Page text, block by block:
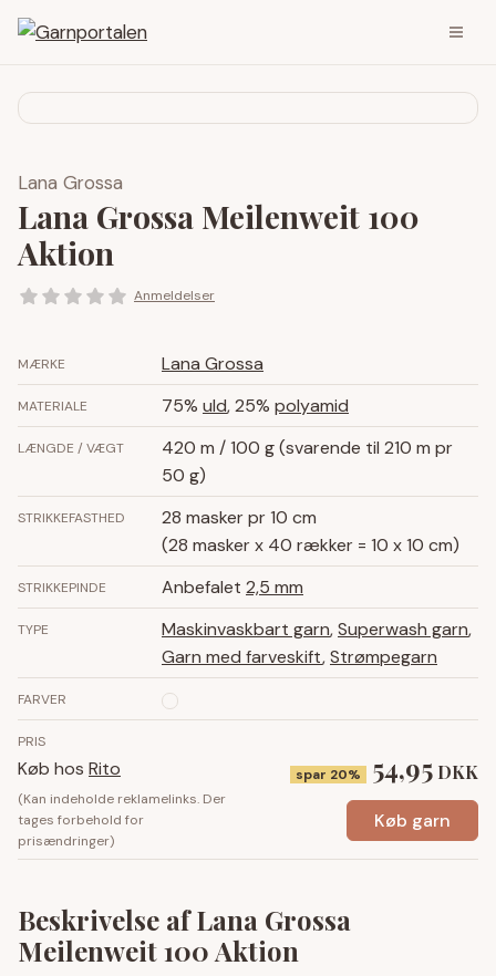
Lana Grossa
Lana Grossa Meilenweit 100
Aktion
Anmeldelser
MÆRKE Lana Grossa
MATERIALE 75% uld, 25% polyamid
LÆNGDE / VÆGT
420 m / 100 g (svarende til 210 m pr
50 g)
STRIKKEFASTHED
28 masker pr 10 cm
(28 masker x 40 rækker = 10 x 10 cm)
STRIKKEPINDE Anbefalet 2,5 mm
TYPE Maskinvaskbart garn,Superwash garn,
Garn med farveskift,Strømpegarn
FARVER
PRIS
Køb hos Rito spar 20% 54,95 DKK
(Kan indeholde reklamelinks. Der
tages forbehold for
prisændringer)
Køb garn
Beskrivelse af Lana Grossa
Meilenweit 100 Aktion